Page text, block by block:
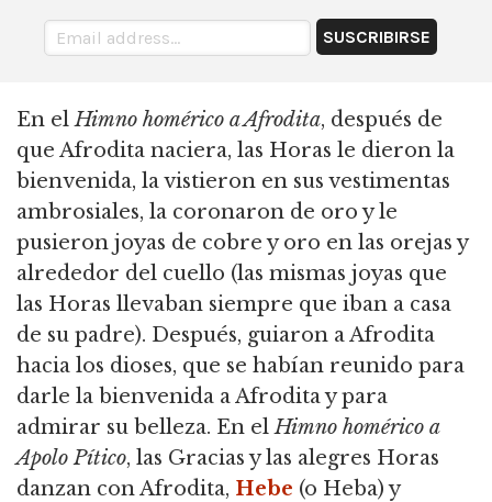
En elHimno homérico a Afrodita, después de
que Afrodita naciera, las Horas le dieron la
bienvenida, la vistieron en sus vestimentas
ambrosiales, la coronaron de oro y le
pusieron joyas de cobre y oro en las orejas y
alrededor del cuello (las mismas joyas que
las Horas llevaban siempre que iban a casa
de su padre). Después, guiaron a Afrodita
hacia los dioses, que se habían reunido para
darle la bienvenida a Afrodita y para
admirar su belleza. En elHimno homérico a
Apolo Pítico, las Gracias y las alegres Horas
danzan con Afrodita, Hebe (o Heba) y